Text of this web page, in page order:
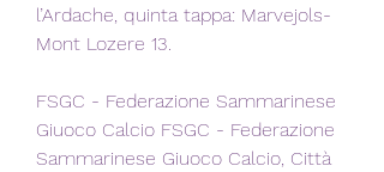
l’Ardache, quinta tappa: Marvejols-
Mont Lozere 13.
FSGC - Federazione Sammarinese
Giuoco Calcio FSGC - Federazione
Sammarinese Giuoco Calcio, Città